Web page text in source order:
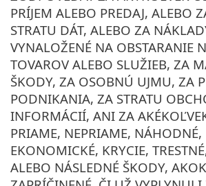
PRÍJEM ALEBO PREDAJ, ALEBO
STRATU DÁT, ALEBO ZA
VYNALOŽENÉ NA OBSTARANIE
TOVAROV ALEBO SLUŽIEB, ZA
ŠKODY, ZA OSOBNÚ UJMU, ZA
PODNIKANIA, ZA STRATU
INFORMÁCIÍ, ANI ZA
PRIAME, NEPRIAME, NÁHODNÉ,
EKONOMICKÉ, KRYCIE,
ALEBO NÁSLEDNÉ ŠKODY,